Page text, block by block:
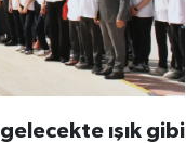
ışık gibi